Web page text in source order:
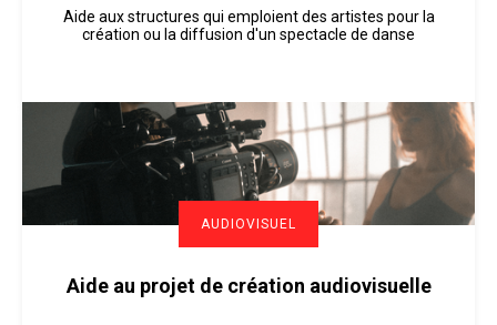
Aide aux structures qui emploient des artistes pour la
création ou la diffusion d'un spectacle de danse
AUDIOVISUEL
Aide au projet de création audiovisuelle